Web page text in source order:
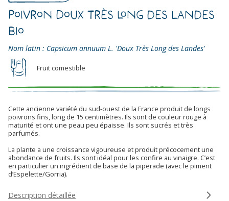
Poivron Doux Très Long des Landes
Bio
Nom latin : Capsicum annuum L. 'Doux Très Long des Landes'
Fruit comestible
Cette ancienne variété du sud-ouest de la France produit de longs
poivrons fins, long de 15 centimètres. Ils sont de couleur rouge à
maturité et ont une peau peu épaisse. Ils sont sucrés et très
parfumés.
La plante a une croissance vigoureuse et produit précocement une
abondance de fruits. Ils sont idéal pour les confire au vinaigre. C’est
en particulier un ingrédient de base de la piperade (avec le piment
d’Espelette/Gorria).
Description détaillée